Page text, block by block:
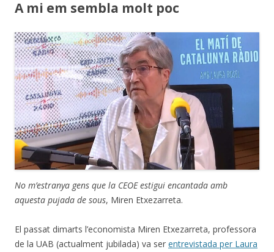
A mi em sembla molt poc
No m’estranya gens que la CEOE estigui encantada amb
aquesta pujada de sous, Miren Etxezarreta.
El passat dimarts l’economista Miren Etxezarreta, professora
de la UAB (actualment jubilada) va ser entrevistada per Laura